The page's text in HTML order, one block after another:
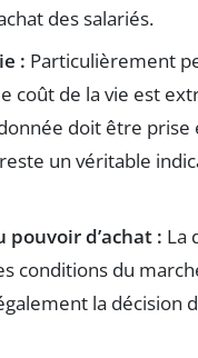
des salariés.
: Particulièrement
coût de la vie est
doit être
un véritable
pouvoir d’achat : La
conditions du
la décision